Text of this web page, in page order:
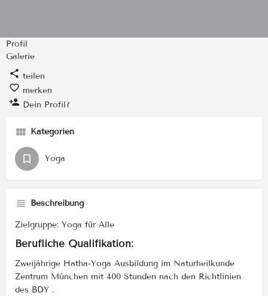
Profil
Galerie
teilen
merken
Dein Profil?
Kategorien
Yoga
Beschreibung
Zielgruppe: Yoga für Alle
Berufliche Qualifikation:
Zweijährige Hatha-Yoga Ausbildung im Naturheilkunde
Zentrum München mit 400 Stunden nach den Richtlinien
des BDY .